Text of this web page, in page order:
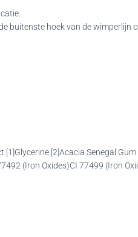
buitenste hoek van de wimperlijn
[2]Acacia Senegal Gum
(Iron Oxides)CI 77499 (Iron